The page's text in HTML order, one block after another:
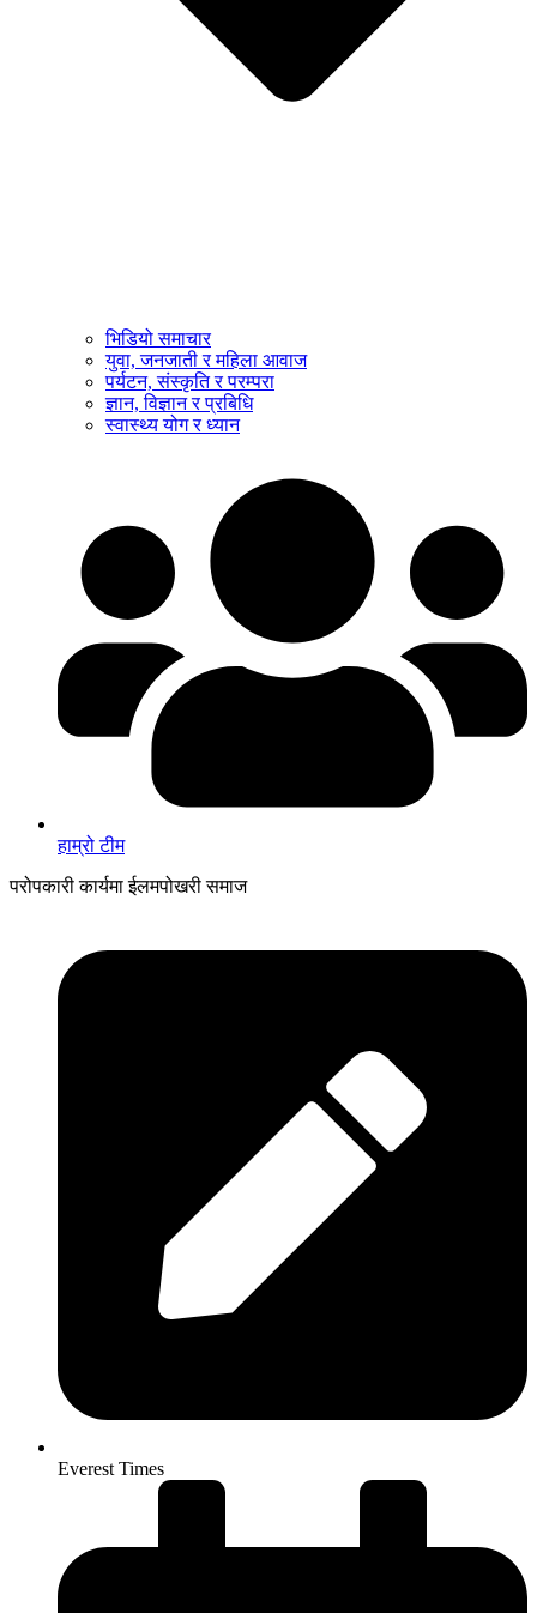
भिडियो समाचार
युवा, जनजाती र महिला आवाज
पर्यटन, संस्कृति र परम्परा
ज्ञान, विज्ञान र प्रबिधि
स्वास्थ्य योग र ध्यान
हाम्रो टीम
परोपकारी कार्यमा ईलमपोखरी समाज
Everest Times